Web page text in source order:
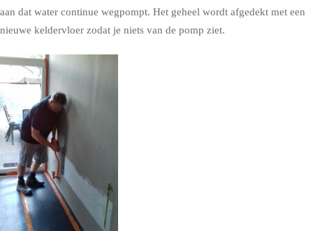
aan dat water continue wegpompt. Het geheel wordt afgedekt met een
nieuwe keldervloer zodat je niets van de pomp ziet.